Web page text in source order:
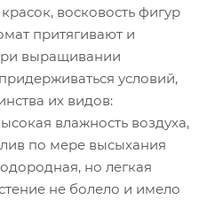
восковость фигур
притягивают и
выращивании
условий,
их видов:
влажность воздуха,
по мере высыхания
но легкая
не болело и имело